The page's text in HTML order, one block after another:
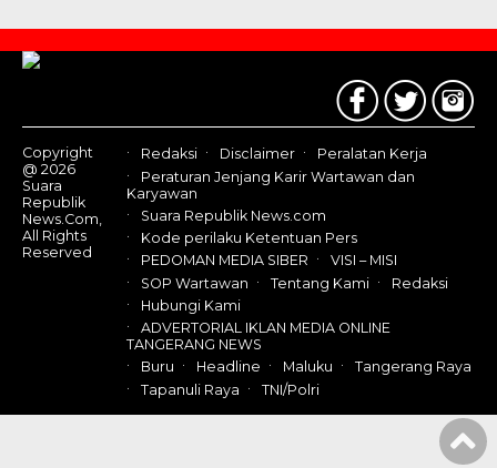
Contact
Us
Copyright
@ 2026
Suara
Republik
News.Com,
All Rights
Reserved
Redaksi Disclaimer
Peralatan Kerja
Peraturan Jenjang Karir Wartawan dan
Karyawan
Suara Republik News.com
Kode perilaku Ketentuan Pers
PEDOMAN MEDIA SIBER
VISI – MISI
SOP Wartawan
Tentang Kami
Redaksi
Hubungi Kami
ADVERTORIAL IKLAN MEDIA ONLINE
TANGERANG NEWS
Buru
Headline Maluku
Tangerang Raya
Tapanuli Raya
TNI/Polri